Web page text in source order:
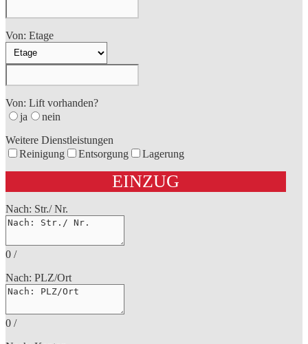
Von: Etage
Von: Lift vorhanden?
ja
nein
Weitere Dienstleistungen
Reinigung
Entsorgung Lagerung
EINZUG
Nach: Str./ Nr.
0 /
Nach: PLZ/Ort
0 /